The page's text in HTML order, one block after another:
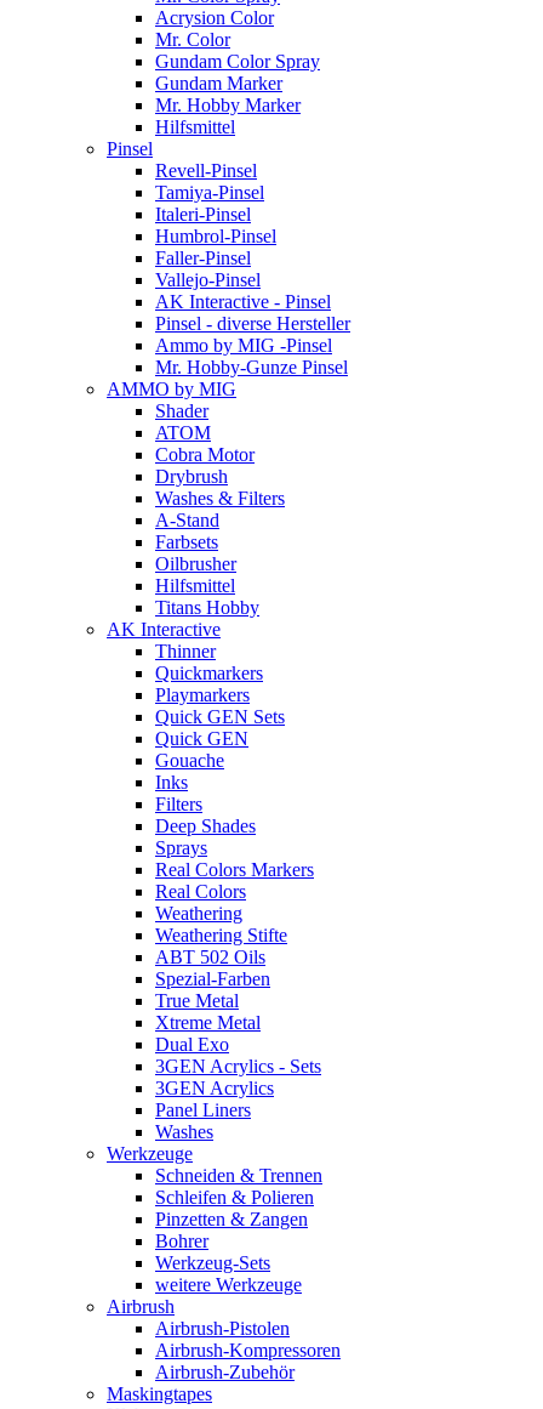
Acrysion Color
Mr. Color
Gundam Color Spray
Gundam Marker
Mr. Hobby Marker
Hilfsmittel
Pinsel
Revell-Pinsel
Tamiya-Pinsel
Italeri-Pinsel
Humbrol-Pinsel
Faller-Pinsel
Vallejo-Pinsel
AK Interactive - Pinsel
Pinsel - diverse Hersteller
Ammo by MIG -Pinsel
Mr. Hobby-Gunze Pinsel
AMMO by MIG
Shader
ATOM
Cobra Motor
Drybrush
Washes & Filters
A-Stand
Farbsets
Oilbrusher
Hilfsmittel
Titans Hobby
AK Interactive
Thinner
Quickmarkers
Playmarkers
Quick GEN Sets
Quick GEN
Gouache
Inks
Filters
Deep Shades
Sprays
Real Colors Markers
Real Colors
Weathering
Weathering Stifte
ABT 502 Oils
Spezial-Farben
True Metal
Xtreme Metal
Dual Exo
3GEN Acrylics - Sets
3GEN Acrylics
Panel Liners
Washes
Werkzeuge
Schneiden & Trennen
Schleifen & Polieren
Pinzetten & Zangen
Bohrer
Werkzeug-Sets
weitere Werkzeuge
Airbrush
Airbrush-Pistolen
Airbrush-Kompressoren
Airbrush-Zubehör
Maskingtapes